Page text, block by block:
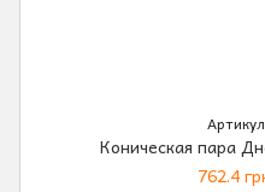
Коническая пара
762.4